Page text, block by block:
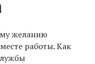
желанию
работы. Как